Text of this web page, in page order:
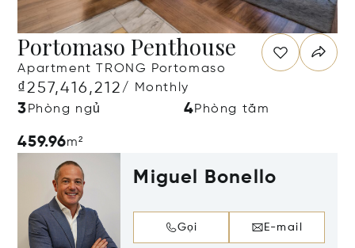
Portomaso Penthouse
Apartment TRONG Portomaso
₫257,416,212/ Monthly
3 Phòng ngủ 4Phòng tắm
459.96m²
Miguel Bonello
Gọi E-mail